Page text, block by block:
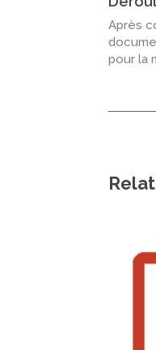
Après
pour la